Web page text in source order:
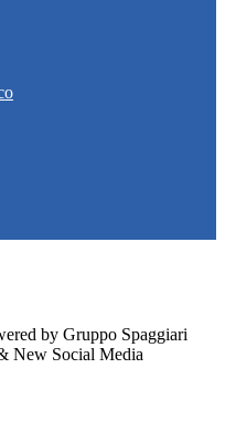
by Gruppo Spaggiari
New Social Media